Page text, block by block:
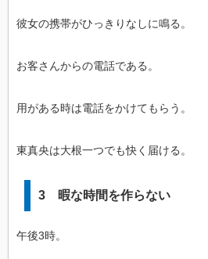
彼女の携帯がひっきりなしに鳴る。
お客さんからの電話である。
用がある時は電話をかけてもらう。
東真央は大根一つでも快く届ける。
3 暇な時間を作らない
午後3時。